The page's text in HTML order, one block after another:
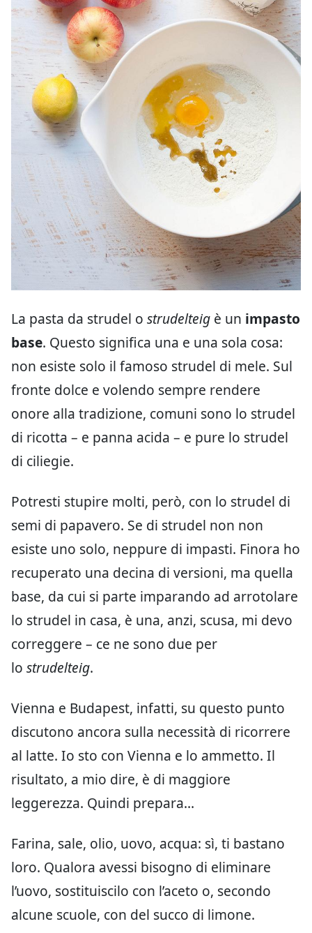
La pasta da strudel o strudelteig è un impasto
base. Questo significa una e una sola cosa:
non esiste solo il famoso strudel di mele. Sul
fronte dolce e volendo sempre rendere
onore alla tradizione, comuni sono lo strudel
di ricotta – e panna acida – e pure lo strudel
di ciliegie.
Potresti stupire molti, però, con lo strudel di
semi di papavero. Se di strudel non non
esiste uno solo, neppure di impasti. Finora ho
recuperato una decina di versioni, ma quella
base, da cui si parte imparando ad arrotolare
lo strudel in casa, è una, anzi, scusa, mi devo
correggere – ce ne sono due per
lo strudelteig.
Vienna e Budapest, infatti, su questo punto
discutono ancora sulla necessità di ricorrere
al latte. Io sto con Vienna e lo ammetto. Il
risultato, a mio dire, è di maggiore
leggerezza. Quindi prepara…
Farina, sale, olio, uovo, acqua: sì, ti bastano
loro. Qualora avessi bisogno di eliminare
l’uovo, sostituiscilo con l’aceto o, secondo
alcune scuole, con del succo di limone.